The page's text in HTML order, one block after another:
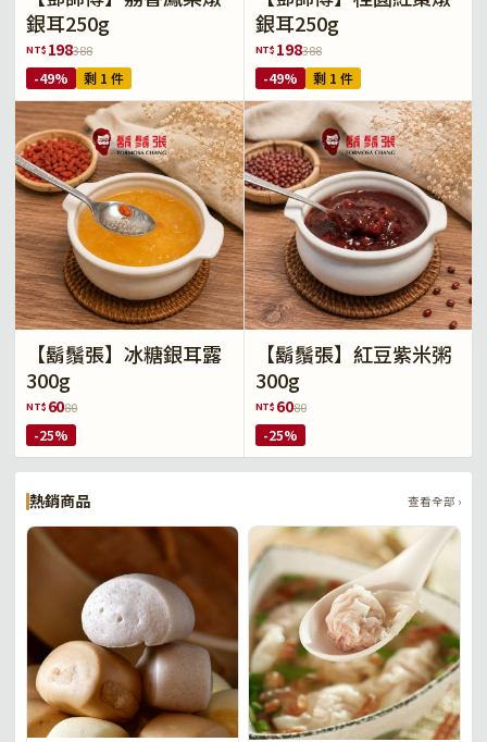
銀耳250g
NT$ 198388
-49% 剩 1 件
銀耳250g
NT$ 198388
-49% 剩 1 件
【鬍鬚張】冰糖銀耳露
300g
NT$ 6080
-25%
【鬍鬚張】紅豆紫米粥
300g
NT$ 6080
-25%
熱銷商品 查看全部 ›